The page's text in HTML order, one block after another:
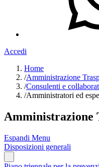
Accedi
Home
/Amministrazione
/Consulenti e
/Amministratori ed
Amministrazione
Espandi Menu
Disposizioni generali